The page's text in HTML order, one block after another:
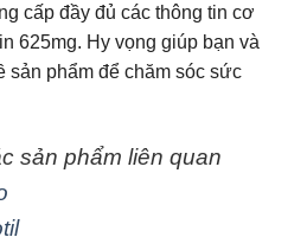
cấp đầy đủ các thông tin cơ
625mg. Hy vọng giúp bạn và
sản phẩm để chăm sóc sức
sản phẩm liên quan